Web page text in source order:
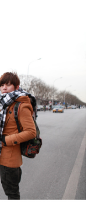
結，可透過四大超商／
完成。
需要取消訂單，請聯絡
，需透過AFTEE先享
面顯示為準，若有關於
聯繫「AFTEE先享後付
support/home
享後付」服務完成之交
易相關給付款項請求債
之同意方可使用